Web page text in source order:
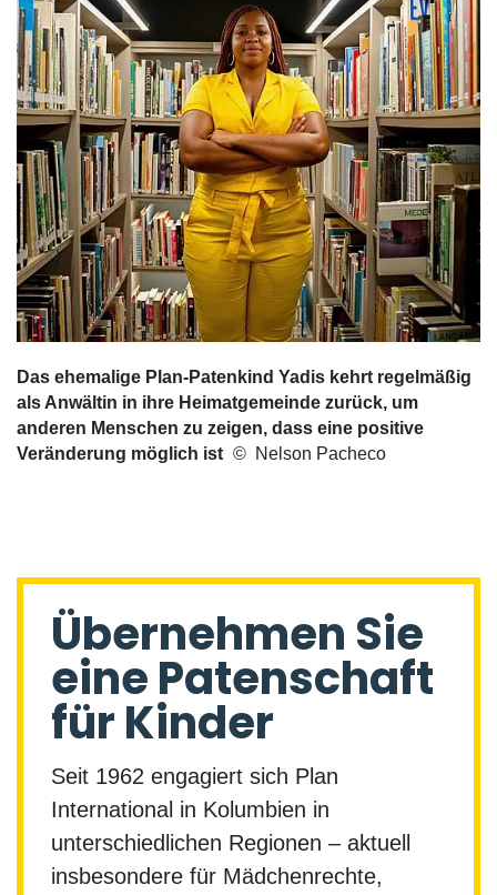
Das ehemalige Plan-Patenkind Yadis kehrt regelmäßig
als Anwältin in ihre Heimatgemeinde zurück, um
anderen Menschen zu zeigen, dass eine positive
Veränderung möglich ist
Nelson Pacheco
Übernehmen Sie
eine Patenschaft
für Kinder
Seit 1962 engagiert sich Plan
International in Kolumbien in
unterschiedlichen Regionen – aktuell
insbesondere für Mädchenrechte,